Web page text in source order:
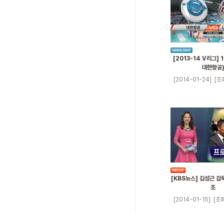
[2013-14 V리그]
대한항공)
[2014-01-24]
[조
[KBS뉴스] 김성근 감
조
[2014-01-15]
[조